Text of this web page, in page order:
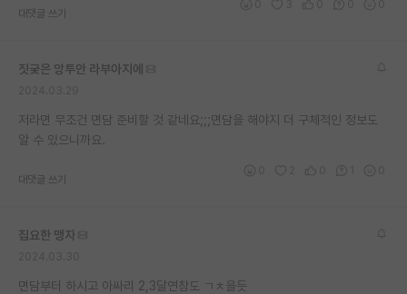
유학교육
재팬라운지 🌸
대댓글 쓰기
짓궂은 앙투안 라부아지에
저라면 무조건 면담 준비할 것 같네요;;;면담을 해야지 더 구체적인 정보도
알 수 있으니까요.
대댓글 쓰기
집요한 맹자
면담부터 하시고 아싸리 2,3달연참도 ㄱㅊ을듯